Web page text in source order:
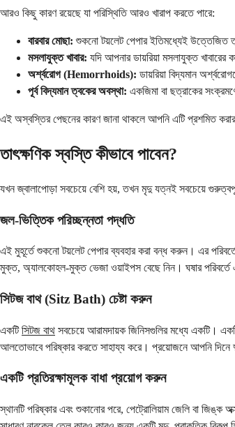
আরও কিছু কারণ রয়েছে যা পরিস্থিতি আরও খারাপ করতে পারে:
বারবার মোছা: শুকনো টয়লেট পেপার ইতিমধ্যেই উত্তেজিত
মসলাযুক্ত খাবার: যদি আপনার ডায়রিয়া মসলাযুক্ত খাবারের
অর্শ্বরোগ (Hemorrhoids): ডায়রিয়া বিদ্যমান
পূর্ব বিদ্যমান ত্বকের অবস্থা: একজিমা বা ছত্রাকের
এই অস্বস্তির পেছনের কারণ জানা থাকলে আপনি এটি প্রশমিত
তাৎক্ষণিক স্বস্তি কীভাবে পাবেন?
যখন জ্বালাপোড়া সবচেয়ে বেশি হয়, তখন মৃদু যত্নই সবচেয়ে
জল-ভিত্তিক পরিচ্ছন্নতা পদ্ধতি
এই মুহূর্তে শুকনো টয়লেট পেপার ব্যবহার করা বন্ধ করুন। এর
মুক্ত, অ্যালকোহল-মুক্ত ভেজা ওয়াইপস বেছে নিন। ঘষার
সিটজ বাথ (Sitz Bath) চেষ্টা করুন
একটিসিটজ বাথ সবচেয়ে আরামদায়ক জিনিসগুলির মধ্যে একটি।
আলতোভাবে পরিষ্কার করতে সাহায্য করে। প্রয়োজনে আপনি দিনে
একটি প্রতিরক্ষামূলক বাধা প্রয়োগ করুন
স্থানটি পরিষ্কার এবং শুকানোর পরে, পেট্রোলিয়াম জেলি বা